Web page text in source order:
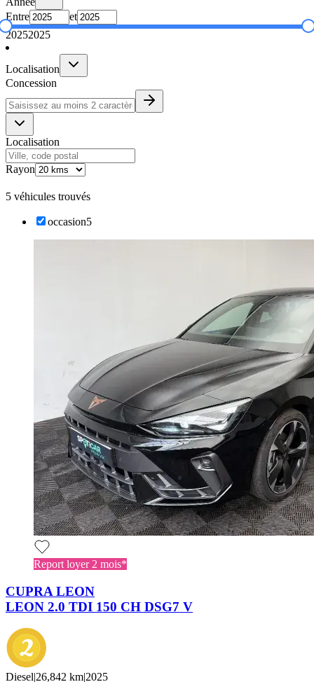
Entre
et
20252025
Localisation
Concession
Localisation
Rayon
5 véhicules trouvés
occasion5
Report loyer 2 mois*
CUPRA LEON
LEON 2.0 TDI 150 CH DSG7 V
Diesel|26,842 km|2025